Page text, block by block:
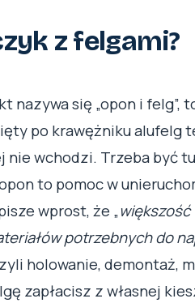
z felgami?
nazywa się „opon i felg”,
po krawężniku alufelg
nie wchodzi. Trzeba być tu
to pomoc w
wprost, że „większość
potrzebnych do
holowanie, demontaż,
zapłacisz z własnej